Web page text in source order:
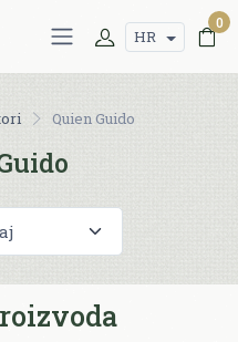
HR
0
Quien Guido